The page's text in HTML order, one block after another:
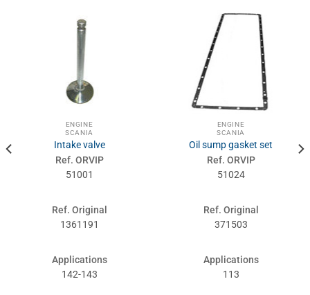
ENGINE
SCANIA
Intake valve
Ref. ORVIP
51001
Ref. Original
1361191
Applications
142-143
ENGINE
SCANIA
Oil sump gasket set
Ref. ORVIP
51024
Ref. Original
371503
Applications
113